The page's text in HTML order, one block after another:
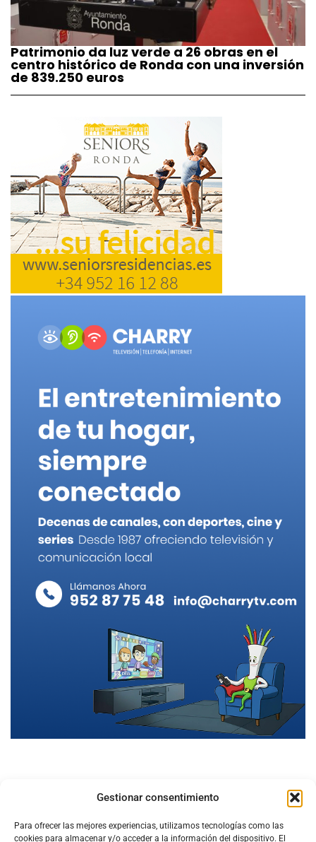
Gestionar consentimiento
Para ofrecer las mejores experiencias, utilizamos tecnologías como las
cookies para almacenar y/o acceder a la información del dispositivo. El
Patrimonio da luz verde a 26 obras en el
centro histórico de Ronda con una inversión
de 839.250 euros